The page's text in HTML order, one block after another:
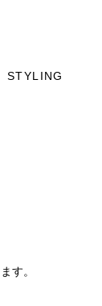
STYLING
す。